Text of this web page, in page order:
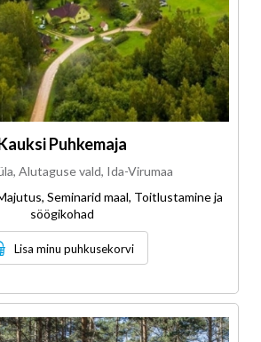
Puhkemaja
Alutaguse vald, Ida-Virumaa
Seminarid maal, Toitlustamine ja
söögikohad
Lisa minu puhkusekorvi